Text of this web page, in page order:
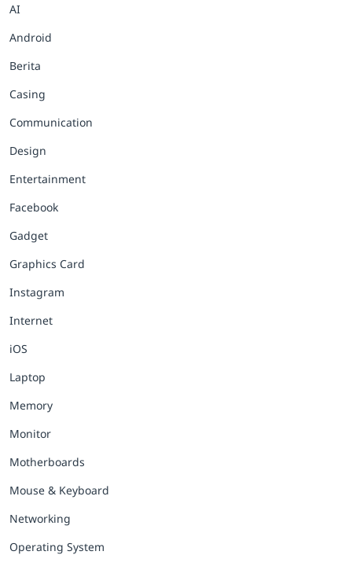
AI
Android
Berita
Casing
Communication
Design
Entertainment
Facebook
Gadget
Graphics Card
Instagram
Internet
iOS
Laptop
Memory
Monitor
Motherboards
Mouse & Keyboard
Networking
Operating System